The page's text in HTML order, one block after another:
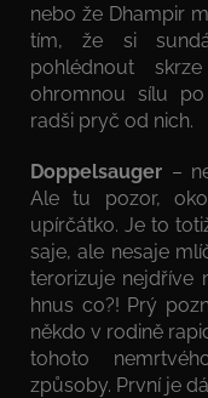
nebo že Dhampir
tím, že si
pohlédnout
ohromnou sílu
radši pryč od nich.
Doppelsauger –
Ale tu pozor,
upírčátko. Je to
saje, ale nesaje
terorizuje nejdříve
hnus co?! Prý
někdo v rodině
tohoto
způsoby. První je